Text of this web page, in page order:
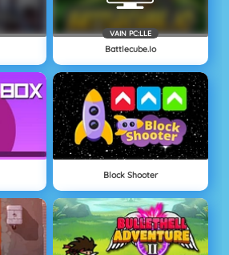
VAIN PC:LLE
Battlecube.io
Block Shooter